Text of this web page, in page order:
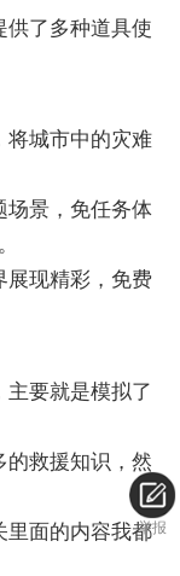
供了多种道具使
将城市中的灾难
场景，免任务体
展现精彩，免费
主要就是模拟了
的救援知识，然
里面的内容我都举报